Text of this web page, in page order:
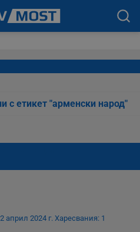
с етикет "арменски народ"
април 2024 г. Харесвания: 1